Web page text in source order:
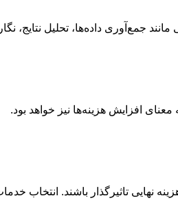
جمع‌آوری داده‌ها، تحلیل نتایج،
افزایش هزینه‌ها نیز خواهد بود.
نهایی تاثیرگذار باشند. انتخاب